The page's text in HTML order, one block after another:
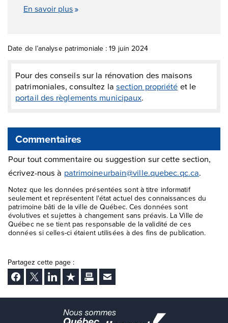
En savoir plus
Date de l’analyse patrimoniale : 19 juin 2024
Pour des conseils sur la rénovation des maisons
patrimoniales, consultez la section propriété et le
portail des règlements municipaux.
Commentaires
Pour tout commentaire ou suggestion sur cette section,
écrivez-nous à patrimoineurbain@ville.quebec.qc.ca.
Notez que les données présentées sont à titre informatif
seulement et représentent l'état actuel des connaissances du
patrimoine bâti de la ville de Québec. Ces données sont
évolutives et sujettes à changement sans préavis. La Ville de
Québec ne se tient pas responsable de la validité de ces
données si celles-ci étaient utilisées à des fins de publication.
Partagez cette page :
Facebook
Twitter LinkedInAjouter aux favoris
ImprimerEnvoyer Ã un ami